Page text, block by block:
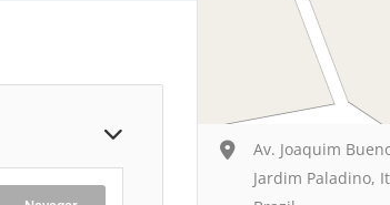
Av. Joaquim
Jardim Paladino,